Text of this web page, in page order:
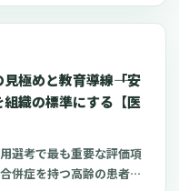
可能性が高まります。実
的なアドバイスが見られ
れています。しかし、
低いからだ」と単純に片
逃していることにつなが
う背景には、さまざまな
事では、応募者と連絡が
ント」「院内体制」「応
、気になる点ではないで
関する質問は非常にデリ
れば、応募者のプライバ
別」と受け取られかねま
わぬトラブルに発展する
、看護師の採用面接にお
題について、法律や行政
事例を交えながら、でき
極めと教育導線――「安
織の標準にする【医
選考で最も重要な評価項
併症を持つ高齢の患者さ